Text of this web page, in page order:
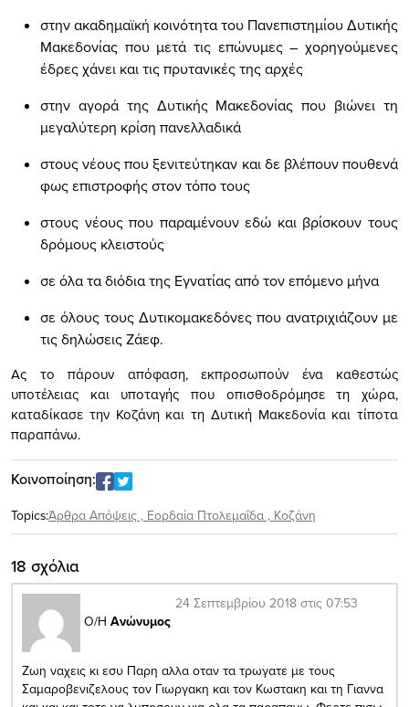
στην ακαδημαϊκή κοινότητα του Πανεπιστημίου Δυτικής
Μακεδονίας που μετά τις επώνυμες – χορηγούμενες
έδρες χάνει και τις πρυτανικές της αρχές
στην αγορά της Δυτικής Μακεδονίας που βιώνει τη
μεγαλύτερη κρίση πανελλαδικά
στους νέους που ξενιτεύτηκαν και δε βλέπουν πουθενά
φως επιστροφής στον τόπο τους
στους νέους που παραμένουν εδώ και βρίσκουν τους
δρόμους κλειστούς
σε όλα τα διόδια της Εγνατίας από τον επόμενο μήνα
σε όλους τους Δυτικομακεδόνες που ανατριχιάζουν με
τις δηλώσεις Ζάεφ.
Ας το πάρουν απόφαση, εκπροσωπούν ένα καθεστώς
υποτέλειας και υποταγής που οπισθοδρόμησε τη χώρα,
καταδίκασε την Κοζάνη και τη Δυτική Μακεδονία και τίποτα
παραπάνω.
Κοινοποίηση:
Topics:Άρθρα Απόψεις , Εορδαία Πτολεμαΐδα , Κοζάνη
18 σχόλια
Ο/Η Ανώνυμος
24 Σεπτεμβρίου 2018 στις 07:53
Ζωη ναχεις κι εσυ Παρη αλλα οταν τα τρωγατε με τους
Σαμαροβενιζελους τον Γιωργακη και τον Κωστακη και τη Γιαννα